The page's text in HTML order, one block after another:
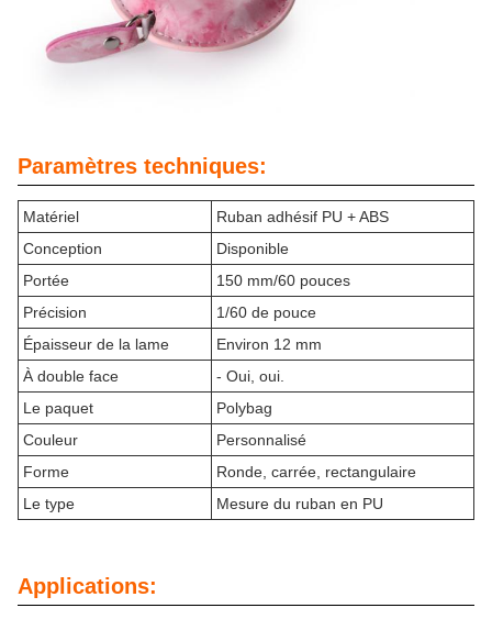
Paramètres techniques:
Matériel
Ruban adhésif PU + ABS
Conception
Disponible
Portée
150 mm/60 pouces
Précision
1/60 de pouce
Épaisseur de la lame
Environ 12 mm
À double face
- Oui, oui.
Le paquet
Polybag
Couleur
Personnalisé
Forme
Ronde, carrée, rectangulaire
Le type
Mesure du ruban en PU
Applications: